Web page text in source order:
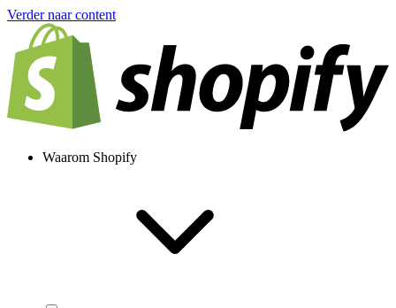
Verder naar content
Waarom Shopify